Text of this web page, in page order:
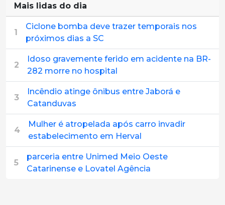
Mais lidas do dia
1
Ciclone bomba deve trazer temporais nos
próximos dias a SC
2
Idoso gravemente ferido em acidente na BR-
282 morre no hospital
3
Incêndio atinge ônibus entre Jaborá e
Catanduvas
4
Mulher é atropelada após carro invadir
estabelecimento em Herval
5
parceria entre Unimed Meio Oeste
Catarinense e Lovatel Agência